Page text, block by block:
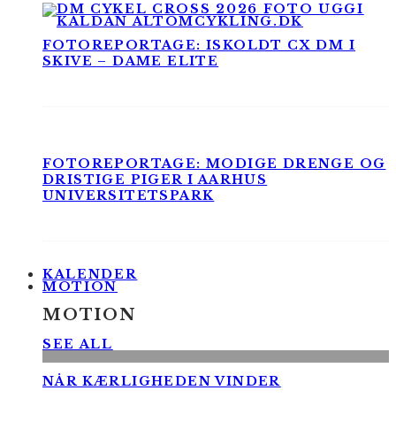
FOTOREPORTAGE: ISKOLDT CX DM I
SKIVE – DAME ELITE
FOTOREPORTAGE: MODIGE DRENGE OG
DRISTIGE PIGER I AARHUS
UNIVERSITETSPARK
KALENDER
MOTION
MOTION
SEE ALL
NÅR KÆRLIGHEDEN VINDER